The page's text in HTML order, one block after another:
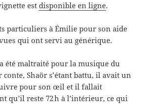
estdisponible en ligne.
particuliers à Émilie pour son aide
qui ont servi au générique.
été maltraité pour la musique du
conte, Shaör s’étant battu, il avait un
pour son œil et il fallait
qu’il reste 72 h à l’intérieur, ce qui